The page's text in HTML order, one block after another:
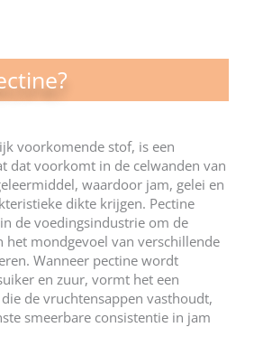
voorkomende stof, is een
dat voorkomt in de celwanden van
waardoor jam, gelei en
dikte krijgen. Pectine
de voedingsindustrie om de
mondgevoel van verschillende
Wanneer pectine wordt
en zuur, vormt het een
de vruchtensappen vasthoudt,
smeerbare consistentie in jam